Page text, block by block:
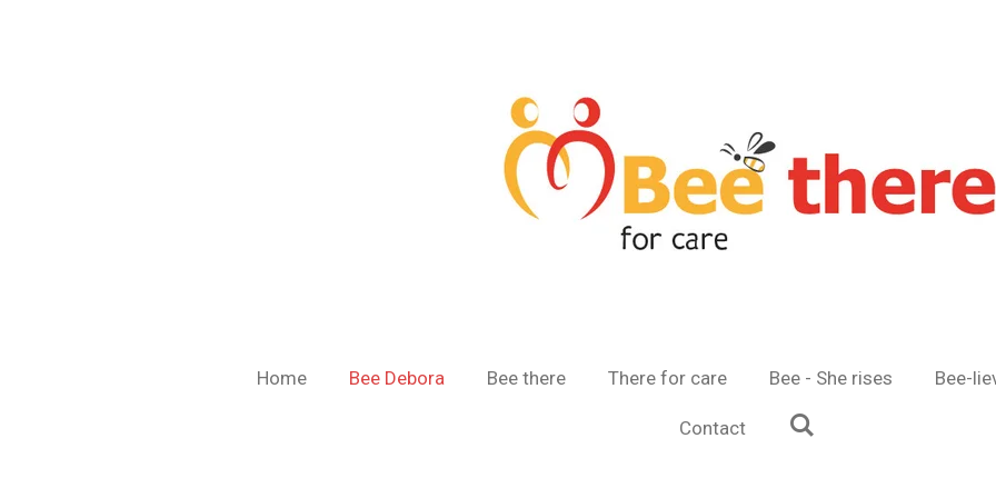
Home Bee Debora Bee there There for care Bee - She rises Bee-
Contact